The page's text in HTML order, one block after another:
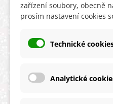
Obchodní
Ochrana
zařízení soubory, obecně
prosím nastavení cookies
Technické
Analytické